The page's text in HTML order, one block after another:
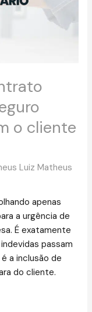
o cliente
Luiz Matheus
apenas
a urgência de
É exatamente
passam
a inclusão de
do cliente.